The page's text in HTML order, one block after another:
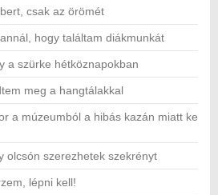
csak az örömét
hogy találtam diákmunkát
a szürke hétköznapokban
meg a hangtálakkal
a múzeumból a hibás kazán miatt ke
olcsón szerezhetek szekrényt
lépni kell!